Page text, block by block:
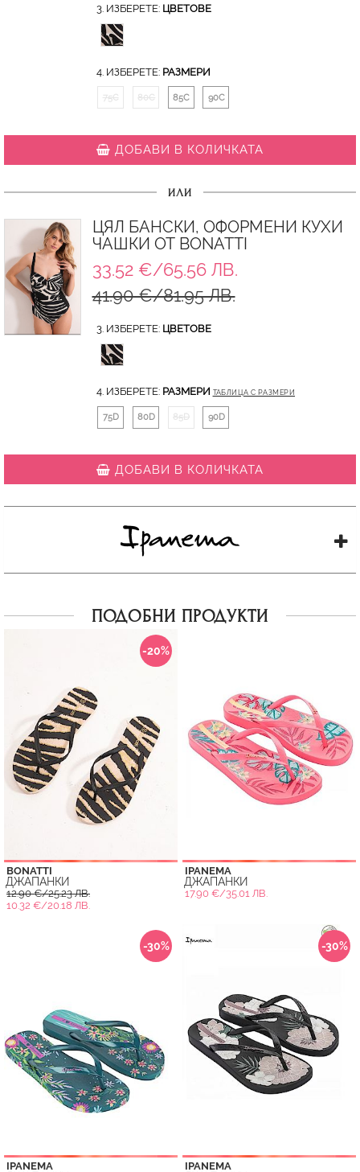
3. ИЗБЕРЕТЕ: ЦВЕТОВЕ
4. ИЗБЕРЕТЕ: РАЗМЕРИ
75C 80C 85C 90C
ДОБАВИ В КОЛИЧКАТА
ИЛИ
ЦЯЛ БАНСКИ, ОФОРМЕНИ КУХИ
ЧАШКИ ОТ BONATTI
33.52 €/65.56 ЛВ.
41.90 €/81.95 ЛВ.
3. ИЗБЕРЕТЕ: ЦВЕТОВЕ
4. ИЗБЕРЕТЕ: РАЗМЕРИ ТАБЛИЦА С РАЗМЕРИ
75D 80D 85D 90D
ДОБАВИ В КОЛИЧКАТА
ПОДОБНИ ПРОДУКТИ
-20%
BONATTI
ДЖАПАНКИ
12.90 €/25.23 ЛВ.
10.32 €/20.18 ЛВ.
IPANEMA
ДЖАПАНКИ
17.90 €/35.01 ЛВ.
-30%
IPANEMA
-30%
IPANEMA